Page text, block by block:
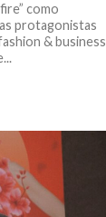
como
protagonistas
& business